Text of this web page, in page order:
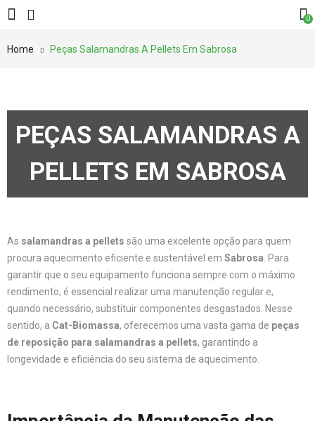
0
Home Peças Salamandras A Pellets Em Sabrosa
PEÇAS SALAMANDRAS A
PELLETS EM SABROSA
As salamandras a pellets são uma excelente opção para quem
procura aquecimento eficiente e sustentável em Sabrosa . Para
garantir que o seu equipamento funciona sempre com o máximo
rendimento, é essencial realizar uma manutenção regular e,
quando necessário, substituir componentes desgastados. Nesse
sentido, a Cat-Biomassa, oferecemos uma vasta gama de peças
de reposição para salamandras a pellets, garantindo a
longevidade e eficiência do seu sistema de aquecimento.